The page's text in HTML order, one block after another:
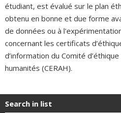
étudiant, est évalué sur le plan
obtenu en bonne et due forme
de données ou à
concernant les certificats
d’information du Comité
humanités (CERAH).
Search in list